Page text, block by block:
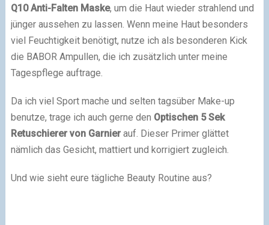
Q10 Anti-Falten Maske, um die Haut wieder strahlend und
jünger aussehen zu lassen. Wenn meine Haut besonders
viel Feuchtigkeit benötigt, nutze ich als besonderen Kick
die BABOR Ampullen, die ich zusätzlich unter meine
Tagespflege auftrage.
Da ich viel Sport mache und selten tagsüber Make-up
benutze, trage ich auch gerne den Optischen 5 Sek
Retuschierer von Garnierauf. Dieser Primer glättet
nämlich das Gesicht, mattiert und korrigiert zugleich.
Und wie sieht eure tägliche Beauty Routine aus?